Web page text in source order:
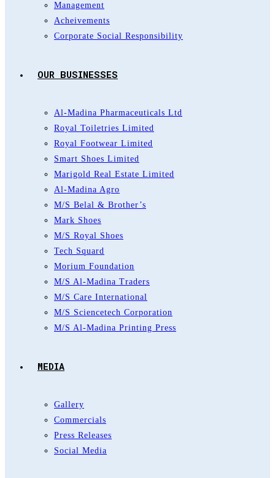
Management
Acheivements
Corporate Social Responsibility
OUR BUSINESSES
Al-Madina Pharmaceuticals Ltd
Royal Toiletries Limited
Royal Footwear Limited
Smart Shoes Limited
Marigold Real Estate Limited
Al-Madina Agro
M/S Belal & Brother’s
Mark Shoes
M/S Royal Shoes
Tech Squard
Morium Foundation
M/S Al-Madina Traders
M/S Care International
M/S Sciencetech Corporation
M/S Al-Madina Printing Press
MEDIA
Gallery
Commercials
Press Releases
Social Media